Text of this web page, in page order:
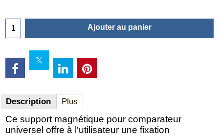
Ajouter au panier
Description Plus
Ce support magnétique pour comparateur
universel offre à l'utilisateur une fixation